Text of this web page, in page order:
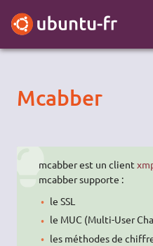
Mcabber
mcabber est un client
mcabber supporte :
le SSL
le MUC (Multi-User
les méthodes de